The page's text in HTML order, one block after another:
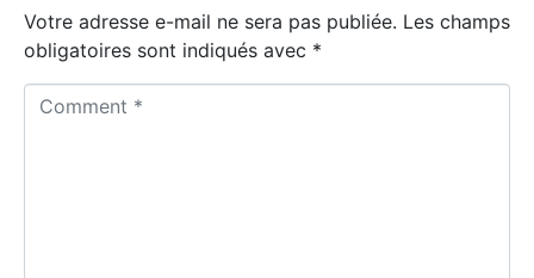
Votre adresse e-mail ne sera pas publiée. Les champs
obligatoires sont indiqués avec *